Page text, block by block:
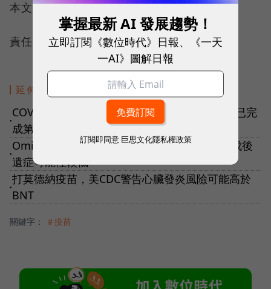
本文授權轉載自：中央社
責任編輯：吳秀樺
延伸閱讀
●
COVID-19疫苗新變革！印度開發噴鼻式疫苗，已完
成第3期臨床實驗
●
Omicron造成長新冠機率低於其他變異株，造成後
遺症可能性較低
●
打莫德納疫苗，美CDC警告心臟發炎風險可能高於
BNT
關鍵字： ＃疫苗
掌握最新 AI 發展趨勢！
立即訂閱《數位時代》日報、《一天
一AI》圖解日報
訂閱即同意 巨思文化隱私權政策